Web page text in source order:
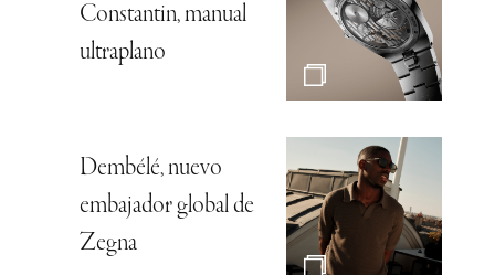
Constantin, manual
ultraplano
Dembélé, nuevo
embajador global de
Zegna